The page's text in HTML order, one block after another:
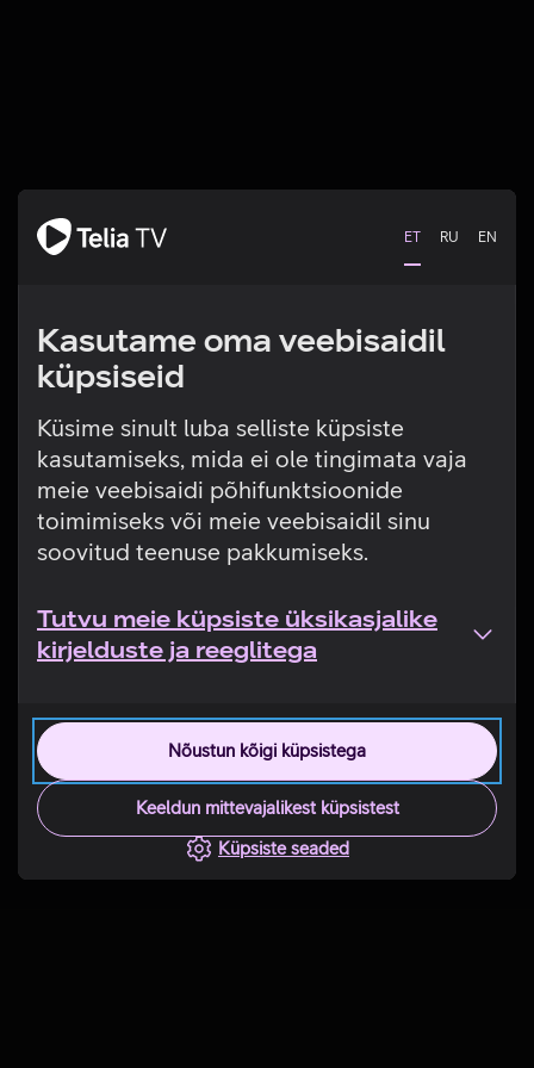
ET RU EN
Kasutame oma veebisaidil
küpsiseid
Küsime sinult luba selliste küpsiste
kasutamiseks, mida ei ole tingimata vaja
meie veebisaidi põhifunktsioonide
toimimiseks või meie veebisaidil sinu
soovitud teenuse pakkumiseks.
Tutvu meie küpsiste üksikasjalike
kirjelduste ja reeglitega
Nõustun kõigi küpsistega
Keeldun mittevajalikest küpsistest
Küpsiste seaded
Tehniline viga